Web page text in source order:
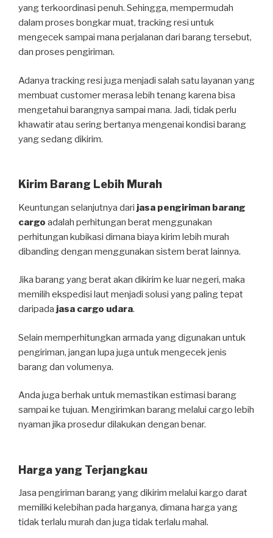
yang terkoordinasi penuh. Sehingga, mempermudah
dalam proses bongkar muat, tracking resi untuk
mengecek sampai mana perjalanan dari barang tersebut,
dan proses pengiriman.
Adanya tracking resi juga menjadi salah satu layanan yang
membuat customer merasa lebih tenang karena bisa
mengetahui barangnya sampai mana. Jadi, tidak perlu
khawatir atau sering bertanya mengenai kondisi barang
yang sedang dikirim.
Kirim Barang Lebih Murah
Keuntungan selanjutnya dari jasa pengiriman barang
cargo adalah perhitungan berat menggunakan
perhitungan kubikasi dimana biaya kirim lebih murah
dibanding dengan menggunakan sistem berat lainnya.
Jika barang yang berat akan dikirim ke luar negeri, maka
memilih ekspedisi laut menjadi solusi yang paling tepat
daripada jasa cargo udara.
Selain memperhitungkan armada yang digunakan untuk
pengiriman, jangan lupa juga untuk mengecek jenis
barang dan volumenya.
Anda juga berhak untuk memastikan estimasi barang
sampai ke tujuan. Mengirimkan barang melalui cargo lebih
nyaman jika prosedur dilakukan dengan benar.
Harga yang Terjangkau
Jasa pengiriman barang yang dikirim melalui kargo darat
memiliki kelebihan pada harganya, dimana harga yang
tidak terlalu murah dan juga tidak terlalu mahal.